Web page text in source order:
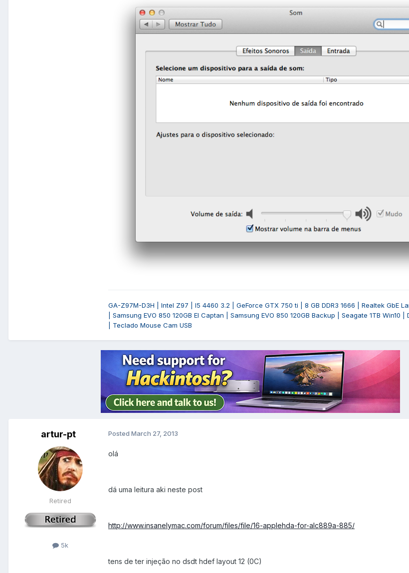
GA-Z97M-D3H | Intel Z97 | I5 4460 3.2 | GeForce GTX 750 ti | 8 GB DDR3 1666 | Realtek GbE
| Samsung EVO 850 120GB El Captan | Samsung EVO 850 120GB Backup | Seagate 1TB Win10 |
| Teclado Mouse Cam USB
artur-pt
Retired
5k
Posted March 27, 2013
olá
dá uma leitura aki neste post
http://www.insanelymac.com/forum/files/file/16-applehda-for-alc889a-885/
tens de ter injeção no dsdt hdef layout 12 (0C)